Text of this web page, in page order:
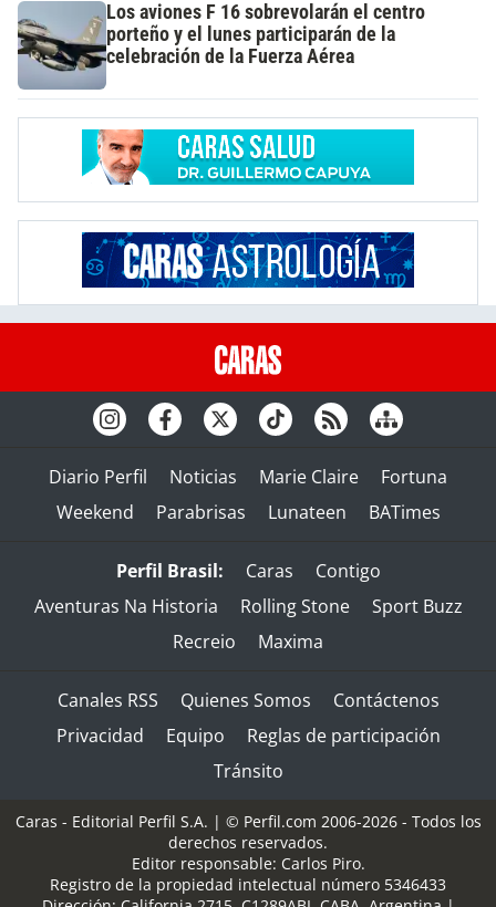
Los aviones F 16 sobrevolarán el centro
porteño y el lunes participarán de la
celebración de la Fuerza Aérea
Diario Perfil Noticias Marie Claire
Fortuna
Weekend
Parabrisas Lunateen BATimes
Perfil Brasil: Caras
Contigo
Aventuras Na Historia
Rolling Stone
Sport Buzz
Recreio
Maxima
Canales RSS Quienes Somos
Contáctenos
Privacidad
Equipo
Reglas de participación
Tránsito
Caras - Editorial Perfil S.A. | © Perfil.com 2006-2026 - Todos los
derechos reservados.
Editor responsable: Carlos Piro.
Registro de la propiedad intelectual número 5346433